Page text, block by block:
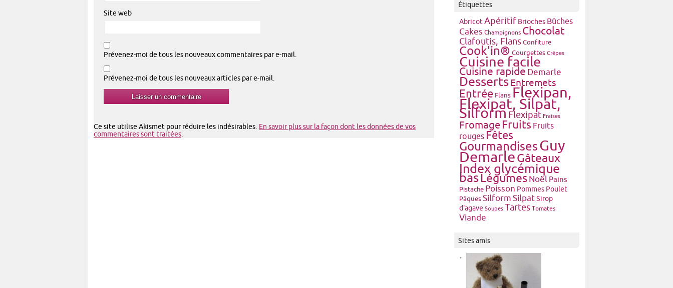
Site web
Prévenez-moi de tous les nouveaux commentaires par e-mail.
Prévenez-moi de tous les nouveaux articles par e-mail.
Ce site utilise Akismet pour réduire les indésirables. En savoir plus sur la façon dont les données de vos
commentaires sont traitées.
Étiquettes
Abricot Apéritif Brioches Bûches
Cakes Champignons Chocolat
Clafoutis, Flans Confiture
Cook'in® Courgettes Crêpes
Cuisine facile
Cuisine rapide Demarle
Desserts Entremets
Entrée Flans Flexipan,
Flexipat, Silpat,
Silform Flexipat Fraises
Fromage Fruits Fruits
rouges Fêtes
Gourmandises Guy
Demarle Gâteaux
Index glycémique
bas Légumes Noël Pains
Pistache Poisson Pommes Poulet
Pâques Silform Silpat Sirop
d'agave Soupes Tartes Tomates
Viande
Sites amis